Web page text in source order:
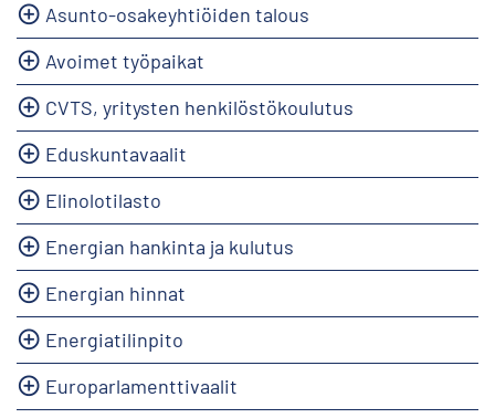
Asunto-osakeyhtiöiden talous
Avoimet työpaikat
CVTS, yritysten henkilöstökoulutus
Eduskuntavaalit
Elinolotilasto
Energian hankinta ja kulutus
Energian hinnat
Energiatilinpito
Europarlamenttivaalit